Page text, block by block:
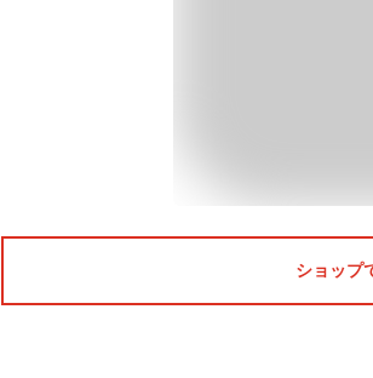
ショップ